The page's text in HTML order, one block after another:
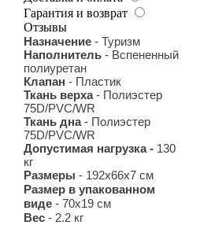
Гарантия и возврат
Отзывы
Назначение - Туризм
Наполнитель - Вспененный
полиуретан
Клапан - Пластик
Ткань верха- Полиэстер
75D/PVC/WR
Ткань дна- Полиэстер
75D/PVC/WR
Допустимая нагрузка - 130
кг
Размеры - 192х66х7 см
Размер в упакованном
виде - 70х19 см
Вес - 2.2 кг